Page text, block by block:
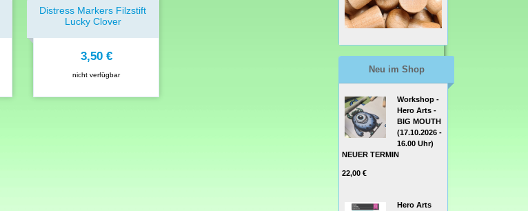
Distress Markers Filzstift
Lucky Clover
3,50 €
nicht verfügbar Neu im Shop
Workshop -
Hero Arts -
BIG MOUTH
(17.10.2026 -
16.00 Uhr)
NEUER TERMIN
22,00 €
Hero Arts